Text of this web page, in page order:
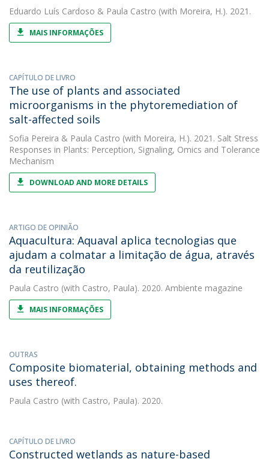
Eduardo Luís Cardoso & Paula Castro (with Moreira, H.). 2021.
MAIS INFORMAÇÕES
CAPÍTULO DE LIVRO
The use of plants and associated
microorganisms in the phytoremediation of
salt-affected soils
Sofia Pereira & Paula Castro (with Moreira, H.). 2021. Salt Stress
Responses in Plants: Perception, Signaling, Omics and Tolerance
Mechanism
DOWNLOAD AND MORE DETAILS
ARTIGO DE OPINIÃO
Aquacultura: Aquaval aplica tecnologias que
ajudam a colmatar a limitação de água, através
da reutilização
Paula Castro (with Castro, Paula). 2020. Ambiente magazine
MAIS INFORMAÇÕES
OUTRAS
Composite biomaterial, obtaining methods and
uses thereof.
Paula Castro (with Castro, Paula). 2020.
CAPÍTULO DE LIVRO
Constructed wetlands as nature-based